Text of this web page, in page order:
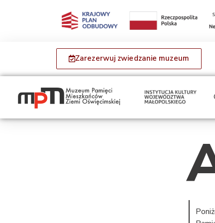
Zarezerwuj zwiedzanie muzeum